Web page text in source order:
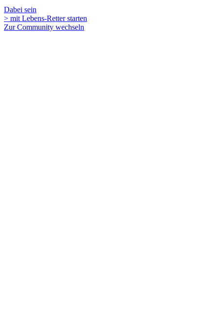
Dabei sein
> mit Lebens-Retter starten
Zur Community wechseln